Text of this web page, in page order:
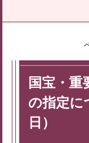
国宝・重
の指定に
日）